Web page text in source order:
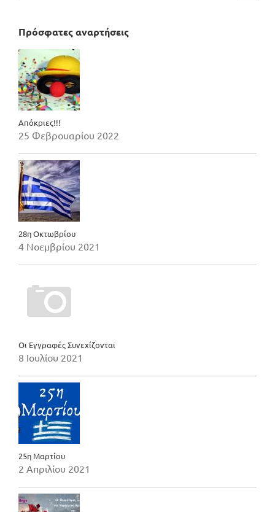
Πρόσφατες αναρτήσεις
Απόκριες!!!
25 Φεβρουαρίου 2022
28η Οκτωβρίου
4 Νοεμβρίου 2021
Οι Εγγραφές Συνεχίζονται
8 Ιουλίου 2021
25η Μαρτίου
2 Απριλίου 2021